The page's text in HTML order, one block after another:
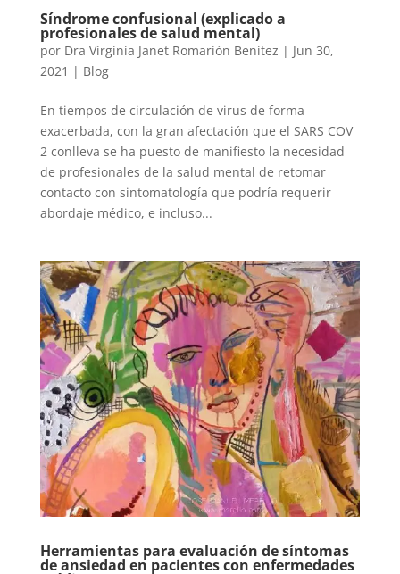
Síndrome confusional (explicado a
profesionales de salud mental)
por Dra Virginia Janet Romarión Benitez | Jun 30,
2021 | Blog
En tiempos de circulación de virus de forma
exacerbada, con la gran afectación que el SARS COV
2 conlleva se ha puesto de manifiesto la necesidad
de profesionales de la salud mental de retomar
contacto con sintomatología que podría requerir
abordaje médico, e incluso...
Herramientas para evaluación de síntomas
de ansiedad en pacientes con enfermedades